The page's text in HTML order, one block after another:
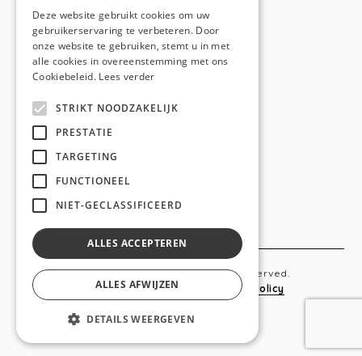
NAVIGATION
Home
Diensten
Realisaties
Copyright © 2019 Anso. All rights reserved.
Sitemap-Privacy Policy Cookie Policy
webdesigned by
Deze website gebruikt cookies om uw
gebruikerservaring te verbeteren. Door
onze website te gebruiken, stemt u in met
alle cookies in overeenstemming met ons
Cookiebeleid. Lees verder
STRIKT NOODZAKELIJK
PRESTATIE
TARGETING
FUNCTIONEEL
NIET-GECLASSIFICEERD
ALLES ACCEPTEREN
ALLES AFWIJZEN
DETAILS WEERGEVEN